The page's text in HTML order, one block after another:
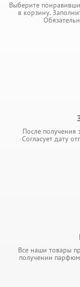
Выберите
в корзину.
После получения
Согласует дату
Все наши товары
получении